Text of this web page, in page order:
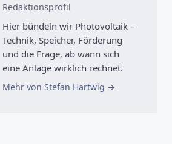
Redaktionsprofil
Hier bündeln wir Photovoltaik –
Technik, Speicher, Förderung
und die Frage, ab wann sich
eine Anlage wirklich rechnet.
Mehr von Stefan Hartwig